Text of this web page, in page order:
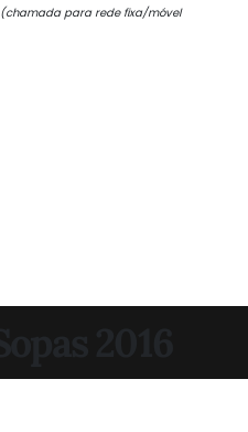
(chamada para rede fixa/móvel